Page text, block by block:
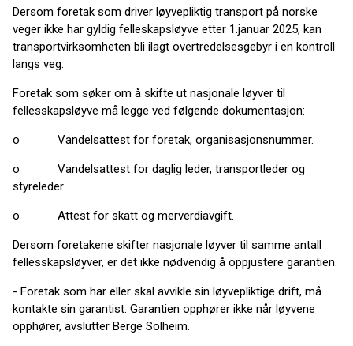
Dersom foretak som driver løyvepliktig transport på norske
veger ikke har gyldig felleskapsløyve etter 1.januar 2025, kan
transportvirksomheten bli ilagt overtredelsesgebyr i en kontroll
langs veg.
Foretak som søker om å skifte ut nasjonale løyver til
fellesskapsløyve må legge ved følgende dokumentasjon:
o Vandelsattest for foretak, organisasjonsnummer.
o Vandelsattest for daglig leder, transportleder og
styreleder.
o Attest for skatt og merverdiavgift.
Dersom foretakene skifter nasjonale løyver til samme antall
fellesskapsløyver, er det ikke nødvendig å oppjustere garantien.
- Foretak som har eller skal avvikle sin løyvepliktige drift, må
kontakte sin garantist. Garantien opphører ikke når løyvene
opphører, avslutter Berge Solheim.